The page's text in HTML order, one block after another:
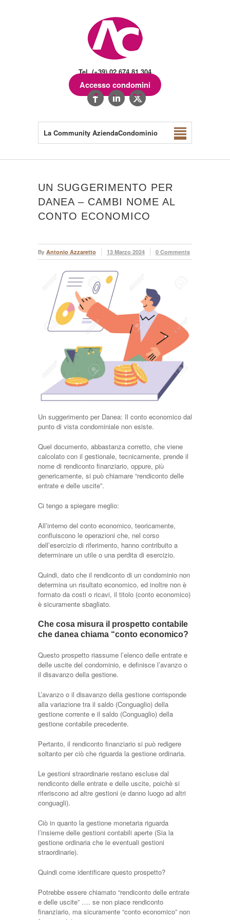
Tel. (+39) 02.674.81.304
Accesso condomini
La Community AziendaCondominio
UN SUGGERIMENTO PER
DANEA – CAMBI NOME AL
CONTO ECONOMICO
By Antonio Azzaretto 13 Marzo 2024 0 Comments
Un suggerimento per Danea: Il conto economico dal
punto di vista condominiale non esiste.
Quel documento, abbastanza corretto, che viene
calcolato con il gestionale, tecnicamente, prende il
nome di rendiconto finanziario, oppure, più
genericamente, si può chiamare “rendiconto delle
entrate e delle uscite”.
Ci tengo a spiegare meglio:
All’interno del conto economico, teoricamente,
confluiscono le operazioni che, nel corso
dell’esercizio di riferimento, hanno contribuito a
determinare un utile o una perdita di esercizio.
Quindi, dato che il rendiconto di un condominio non
determina un risultato economico, ed inoltre non è
formato da costi o ricavi, il titolo (conto economico)
è sicuramente sbagliato.
Che cosa misura il prospetto contabile
che danea chiama “conto economico?
Questo prospetto riassume l’elenco delle entrate e
delle uscite del condominio, e definisce l’avanzo o
il disavanzo della gestione.
L’avanzo o il disavanzo della gestione corrisponde
alla variazione tra il saldo (Conguaglio) della
gestione corrente e il saldo (Conguaglio) della
gestione contabile precedente.
Pertanto, il rendiconto finanziario si può redigere
soltanto per ciò che riguarda la gestione ordinaria.
Le gestioni straordinarie restano escluse dal
rendiconto delle entrate e delle uscite, poichè si
riferiscono ad altre gestioni (e danno luogo ad altri
conguagli).
Ciò in quanto la gestione monetaria riguarda
l’insieme delle gestioni contabili aperte (Sia la
gestione ordinaria che le eventuali gestioni
straordinarie).
Quindi come identificare questo prospetto?
Potrebbe essere chiamato “rendiconto delle entrate
e delle uscite” …. se non piace rendiconto
finanziario, ma sicuramente “conto economico” non